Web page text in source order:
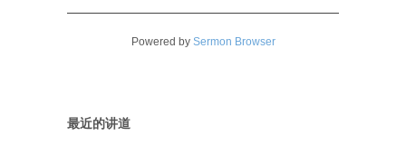
Powered by Sermon Browser
最近的讲道